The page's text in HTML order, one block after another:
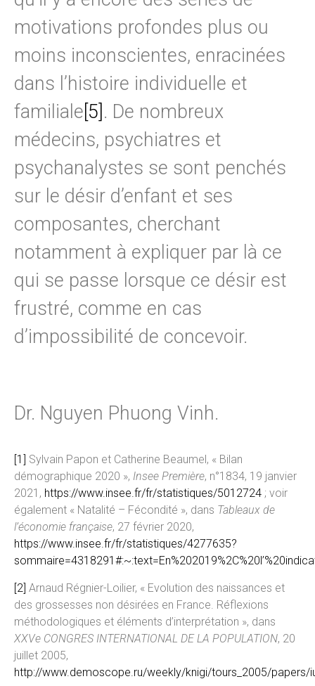
motivations profondes plus ou
moins inconscientes, enracinées
dans l’histoire individuelle et
familiale[5]. De nombreux
médecins, psychiatres et
psychanalystes se sont penchés
sur le désir d’enfant et ses
composantes, cherchant
notamment à expliquer par là ce
qui se passe lorsque ce désir est
frustré, comme en cas
d’impossibilité de concevoir.
Dr. Nguyen Phuong Vinh.
[1]
Sylvain Papon et Catherine Beaumel, « Bilan
démographique 2020 », Insee Première, n°1834, 19 janvier
2021, https://www.insee.fr/fr/statistiques/5012724 ; voir
également « Natalité – Fécondité », dans Tableaux de
l’économie française, 27 février 2020,
https://www.insee.fr/fr/statistiques/4277635?
[2] Arnaud Régnier-Loilier, « Evolution des naissances et
des grossesses non désirées en France. Réflexions
méthodologiques et éléments d’interprétation », dans
XXVe CONGRES INTERNATIONAL DE LA POPULATION, 20
juillet 2005,
http://www.demoscope.ru/weekly/knigi/tours_2005/papers/